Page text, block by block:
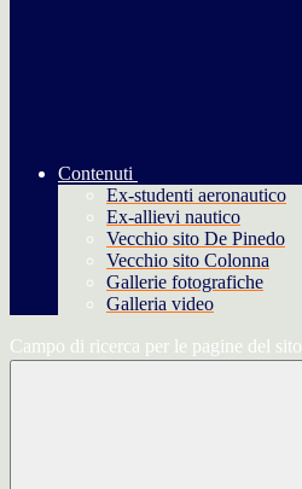
Contenuti
Ex-studenti aeronautico
Ex-allievi nautico
Vecchio sito De Pinedo
Vecchio sito Colonna
Gallerie fotografiche
Galleria video
Campo di ricerca per le pagine del sito